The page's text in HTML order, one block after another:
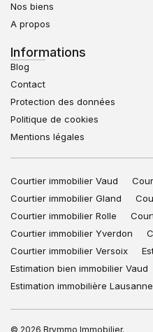
Nos biens
A propos
Informations
Blog
Contact
Protection des données
Politique de cookies
Mentions légales
Courtier immobilier Vaud
Courtier immobilier Gland
Courtier immobilier Rolle
Courtier immobilier Yverdon
Courtier immobilier Versoix
Estimation bien immobilier Vaud
Estimation immobilière Lausanne
© 2026 Brymmo Immobilier.